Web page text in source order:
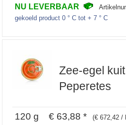
NU LEVERBAAR
gekoeld product 0 ° C tot + 7 ° C
Zee-egel
Peperetes
120 g € 63,88 * (€ 672,42 /